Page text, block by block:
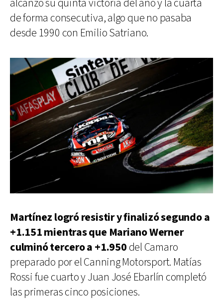
alcanzó su quinta victoria del año y la cuarta
de forma consecutiva, algo que no pasaba
desde 1990 con Emilio Satriano.
Martínez logró resistir y finalizó segundo a
+1.151 mientras que Mariano Werner
culminó tercero a +1.950 del Camaro
preparado por el Canning Motorsport. Matías
Rossi fue cuarto y Juan José Ebarlín completó
las primeras cinco posiciones.